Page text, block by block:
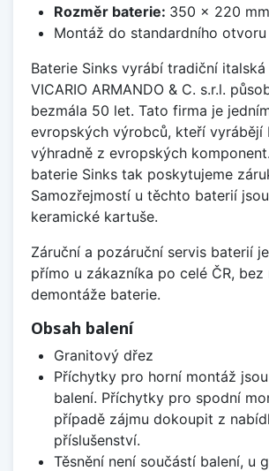
Rozměr baterie: 350 x 220 mm
Montáž do standardního
Baterie Sinks vyrábí tradiční
VICARIO ARMANDO & C. s.r.l.
bezmála 50 let. Tato firma je
evropských výrobců, kteří vyrábějí
výhradně z evropských
baterie Sinks tak poskytujeme
Samozřejmostí u těchto baterií
keramické kartuše.
Záruční a pozáruční servis baterií
přímo u zákazníka po celé ČR, bez
demontáže baterie.
Obsah balení
Granitový dřez
Příchytky pro horní montáž
balení. Příchytky pro spodní
případě zájmu dokoupit z
příslušenství.
Těsnění není součástí balení, u